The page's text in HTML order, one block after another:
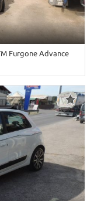
Furgone Advance
• 4 Porte • ABS
centralizzata •
• ESP •
• Sensori di
satellitare •
assistito